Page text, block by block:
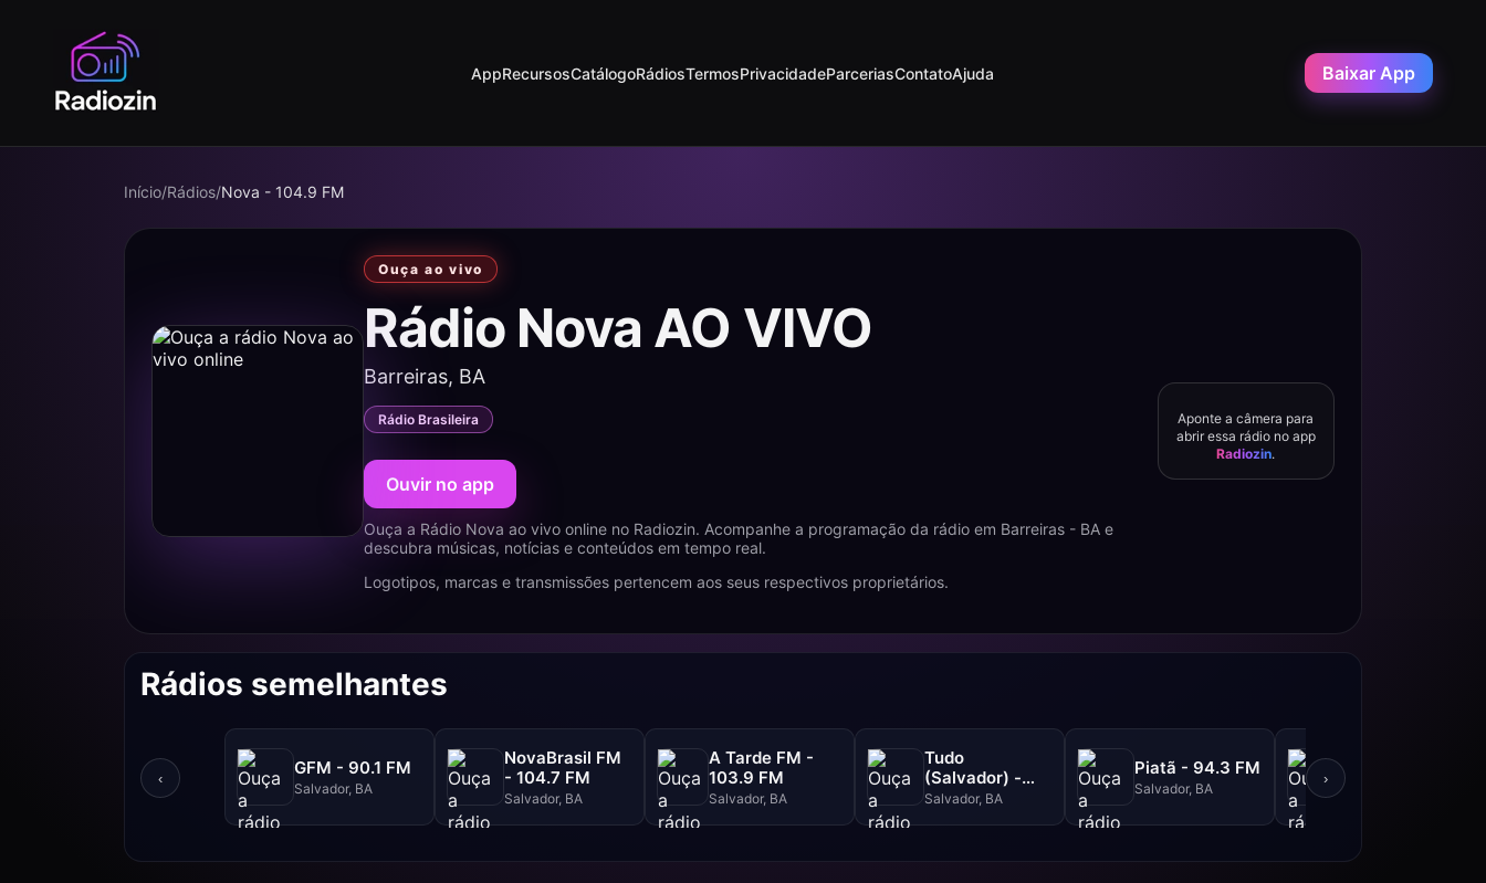
AppRecursosCatálogoRádiosTermosPrivacidadeParceriasContatoAjuda Baixar App
Início/Rádios/Nova - 104.9 FM
Ouça ao vivo
Rádio Nova AO VIVO
Barreiras, BA
Rádio Brasileira
Ouvir no app
Ouça a Rádio Nova ao vivo online no Radiozin. Acompanhe a programação da rádio em Barreiras - BA e
descubra músicas, notícias e conteúdos em tempo real.
Logotipos, marcas e transmissões pertencem aos seus respectivos proprietários.
Aponte a câmera para
abrir essa rádio no app
Radiozin.
Rádios semelhantes
‹
GFM - 90.1 FM
Salvador, BA
NovaBrasil FM
- 104.7 FM
Salvador, BA
A Tarde FM -
103.9 FM
Salvador, BA
Tudo
(Salvador) -
102.5 FM
Salvador, BA
Piatã - 94.3 FM
Salvador, BA
101.3 FM
›